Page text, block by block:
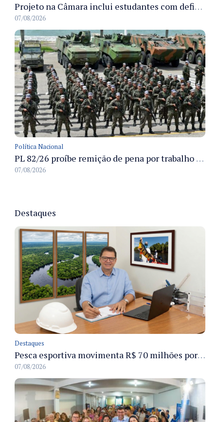
Projeto na Câmara inclui estudantes com deficiência no regime escolar especial da LDB e estabelece critérios para frequência
07/08/2026
Política Nacional
PL 82/26 proíbe remição de pena por trabalho em funções militares para condenados por crimes contra o Estado Democrático de Direito
07/08/2026
Destaques
Destaques
Pesca esportiva movimenta R$ 70 milhões por ano e ganha espaço na economia sustentável do Amazonas
07/08/2026